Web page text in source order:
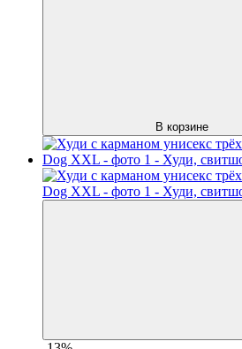
В корзине